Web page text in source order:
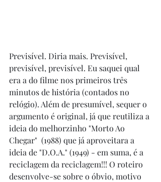
Previsível. Diria mais. Previsível,
previsível, previsível. Eu saquei qual
era a do filme nos primeiros três
minutos de história (contados no
relógio). Além de presumível, sequer o
argumento é original, já que reutiliza a
ideia do melhorzinho "Morto Ao
Chegar"  (1988) que já aproveitara a
ideia de "D.O.A." (1949) - em suma, é a
reciclagem da reciclagem!!! O roteiro
desenvolve-se sobre o óbvio, motivo